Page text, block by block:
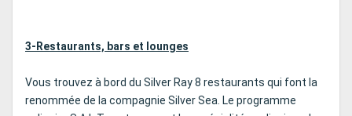
3-Restaurants, bars et lounges
Vous trouvez à bord du Silver Ray 8 restaurants qui font la
renommée de la compagnie Silver Sea. Le programme